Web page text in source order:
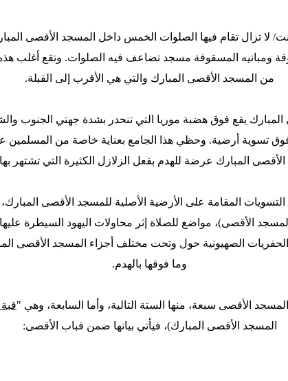
'/home/foraqsa/
/home/
لا تزال تقام فيها الصلوات الخمس داخل المسجد الأقصى
ومبانيه المسقوفة مسجد تضاعف فيه الصلوات. وتقع أغلب هذه
من المسجد الأقصى المبارك والتي هي الأقرب إلى القبلة.
يقع فوق هضبة موريا التي تنحدر بشدة جهتي الجنوب
تسوية أرضية. وحظي هذا الجامع بعناية خاصة من المسلمين
المبارك عرضة للهدم بفعل الزلازل الكثيرة التي تشتهر بها
المقامة على الأرضية الأصلية للمسجد الأقصى
الأقصى)، مواضع للصلاة إثر محاولات اليهود السيطرة
الصهيونية حول وتحت مختلف أجزاء المسجد الأقصى
وما فوقها بالهدم.
الأقصى سبعة، منها الستة التالية، وأما السابعة، وهي "
المسجد الأقصى المبارك)، فيأتي بيانها ضمن قباب الأقصى: